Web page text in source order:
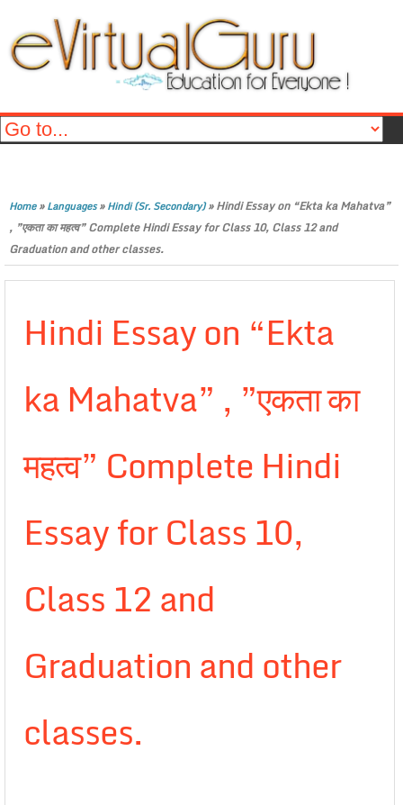
Home»Languages»Hindi (Sr. Secondary)»Hindi Essay on “Ekta ka Mahatva”
, ”एकता का महत्व” Complete Hindi Essay for Class 10, Class 12 and
Graduation and other classes.
Hindi Essay on “Ekta
ka Mahatva” , ”एकता का
महत्व” Complete Hindi
Essay for Class 10,
Class 12 and
Graduation and other
classes.